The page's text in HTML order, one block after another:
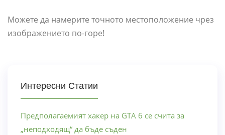
Можете да намерите точното местоположение чрез
изображението по-горе!
Интересни Статии
Предполагаемият хакер на GTA 6 се счита за
„неподходящ“ да бъде съден